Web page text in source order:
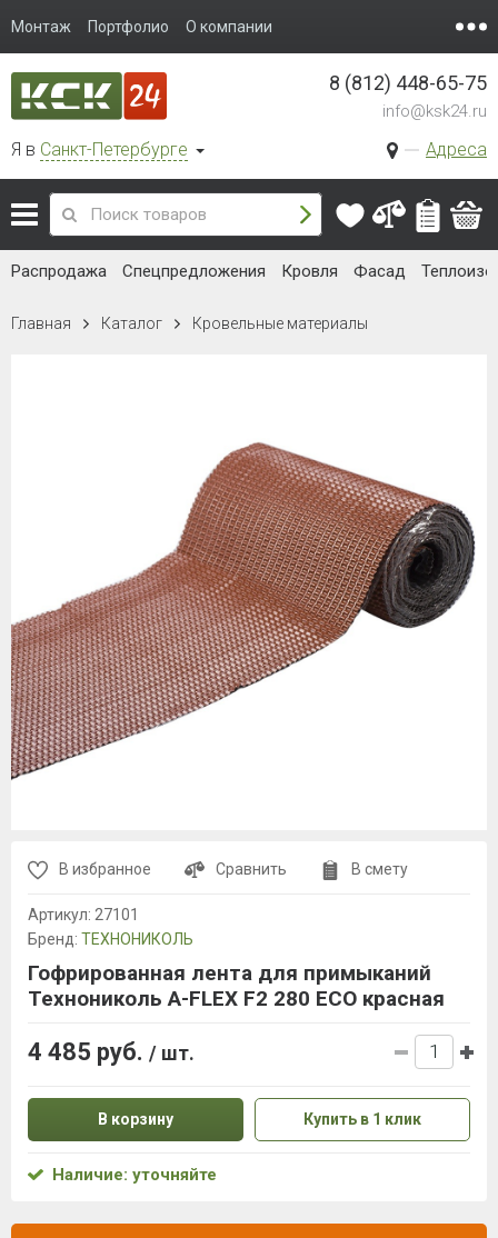
Монтаж Портфолио О компании
Я в Санкт-Петербурге Адреса
8 (812) 448-65-75
info@ksk24.ru
Распродажа Спецпредложения Кровля Фасад
Главная Каталог Кровельные материалы
В избранное Сравнить В смету
Артикул: 27101
Бренд: ТЕХНОНИКОЛЬ
Гофрированная лента для примыканий
Технониколь A-FLEX F2 280 ECO красная
4 485 руб. / шт.
В корзину Купить в 1 клик
Наличие: уточняйте